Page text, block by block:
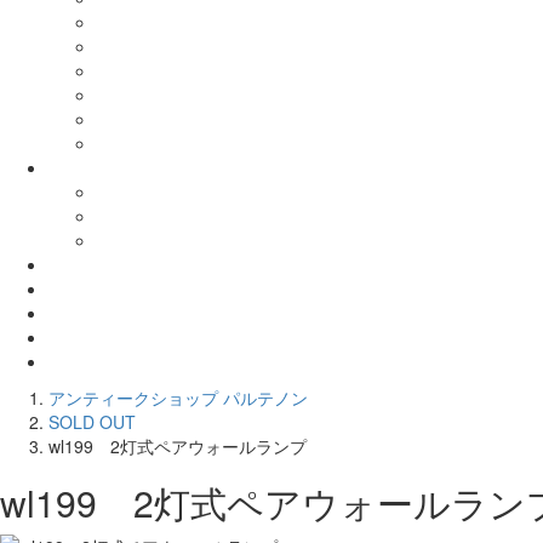
アンティークショップ パルテノン
SOLD OUT
wl199 2灯式ペアウォールランプ
wl199 2灯式ペアウォールラン